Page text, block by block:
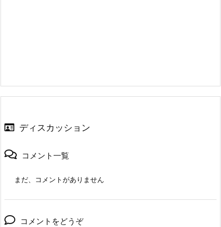
ディスカッション
コメント一覧
まだ、コメントがありません
コメントをどうぞ